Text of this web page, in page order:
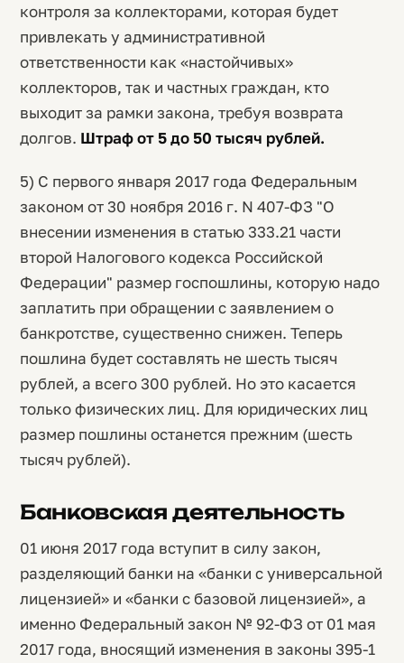
контроля за коллекторами, которая будет
привлекать у административной
ответственности как «настойчивых»
коллекторов, так и частных граждан, кто
выходит за рамки закона, требуя возврата
долгов. Штраф от 5 до 50 тысяч рублей.
5) С первого января 2017 года Федеральным
законом от 30 ноября 2016 г. N 407-ФЗ "О
внесении изменения в статью 333.21 части
второй Налогового кодекса Российской
Федерации" размер госпошлины, которую надо
заплатить при обращении с заявлением о
банкротстве, существенно снижен. Теперь
пошлина будет составлять не шесть тысяч
рублей, а всего 300 рублей. Но это касается
только физических лиц. Для юридических лиц
размер пошлины останется прежним (шесть
тысяч рублей).
Банковская деятельность
01 июня 2017 года вступит в силу закон,
разделяющий банки на «банки с универсальной
лицензией» и «банки с базовой лицензией», а
именно Федеральный закон № 92-ФЗ от 01 мая
2017 года, вносящий изменения в законы 395-1